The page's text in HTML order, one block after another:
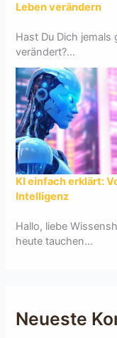
Leben verändern
Hast Du Dich
verändert?...
KI einfach erklärt:
Intelligenz
Hallo, liebe
heute tauchen...
Neueste